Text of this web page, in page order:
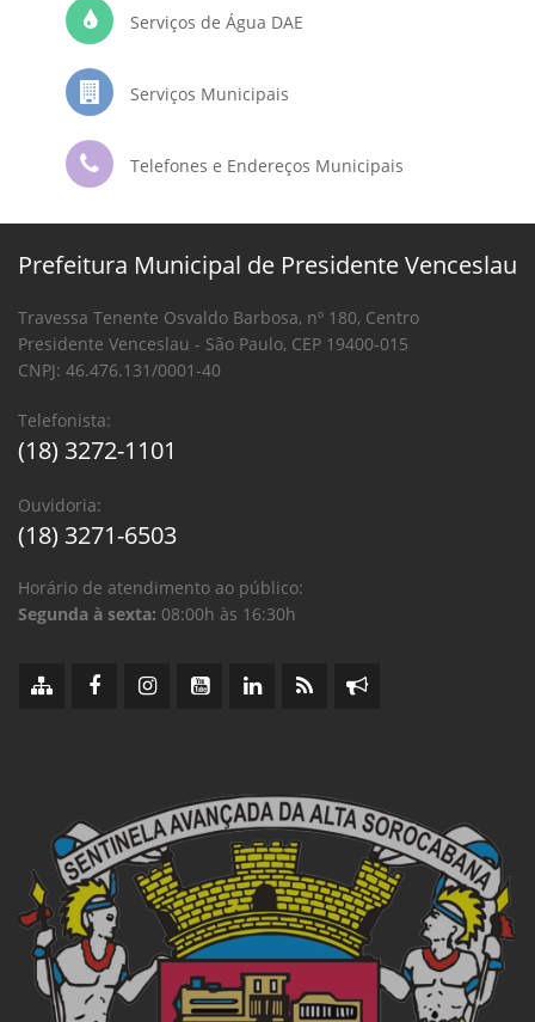
Serviços de Água DAE
Serviços Municipais
Telefones e Endereços Municipais
Prefeitura Municipal de Presidente Venceslau
Travessa Tenente Osvaldo Barbosa, nº 180, Centro
Presidente Venceslau - São Paulo, CEP 19400-015
CNPJ: 46.476.131/0001-40
Telefonista:
(18) 3272-1101
Ouvidoria:
(18) 3271-6503
Horário de atendimento ao público:
Segunda à sexta: 08:00h às 16:30h